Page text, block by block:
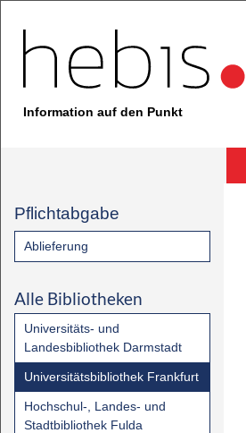
Information auf den Punkt
Pflichtabgabe
Ablieferung
Alle Bibliotheken
Universitäts- und
Landesbibliothek Darmstadt
Universitätsbibliothek Frankfurt
Hochschul-, Landes- und
Stadtbibliothek Fulda